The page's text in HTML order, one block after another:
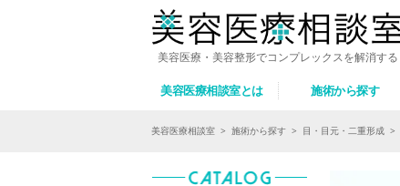
美容医療・美容整形でコンプレックスを解消する
美容医療相談室とは 施術から探す
美容医療相談室 > 施術から探す > 目・目元・二重形成 >